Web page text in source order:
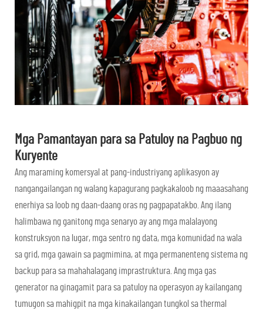
Mga Pamantayan para sa Patuloy na Pagbuo ng
Kuryente
Ang maraming komersyal at pang-industriyang aplikasyon ay
nangangailangan ng walang kapagurang pagkakaloob ng maaasahang
enerhiya sa loob ng daan-daang oras ng pagpapatakbo. Ang ilang
halimbawa ng ganitong mga senaryo ay ang mga malalayong
konstruksyon na lugar, mga sentro ng data, mga komunidad na wala
sa grid, mga gawain sa pagmimina, at mga permanenteng sistema ng
backup para sa mahahalagang imprastruktura. Ang mga gas
generator na ginagamit para sa patuloy na operasyon ay kailangang
tumugon sa mahigpit na mga kinakailangan tungkol sa thermal